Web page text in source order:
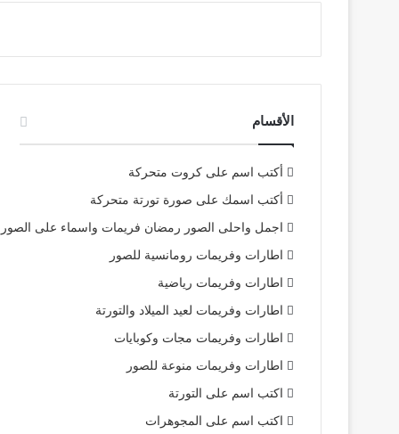
الأقسام
أكتب اسم على كروت متحركة
أكتب اسمك على صورة تورتة متحركة
اجمل واحلى الصور رمضان فريمات واسماء على الصور
اطارات وفريمات رومانسية للصور
اطارات وفريمات رياضية
اطارات وفريمات لعيد الميلاد والتورتة
اطارات وفريمات مجات وكوبايات
اطارات وفريمات منوعة للصور
اكتب اسم على التورتة
اكتب اسم على المجوهرات